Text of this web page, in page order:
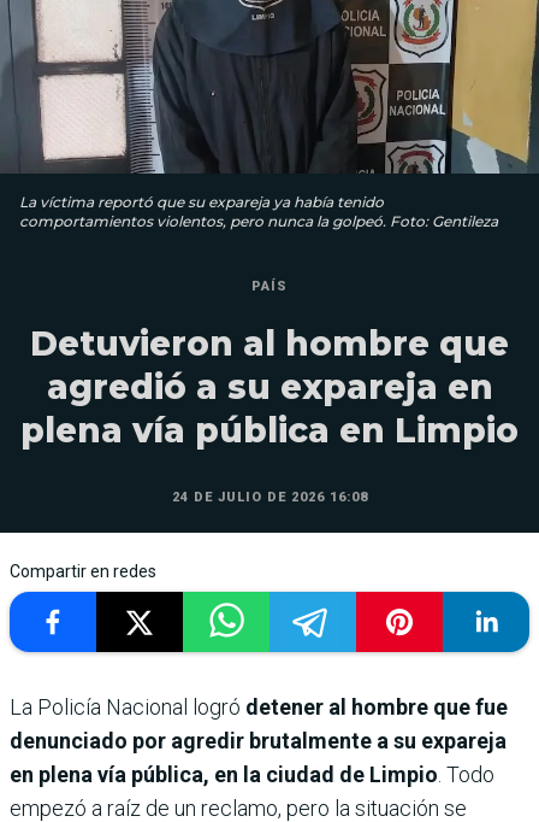
La víctima reportó que su expareja ya había tenido
comportamientos violentos, pero nunca la golpeó. Foto: Gentileza
PAÍS
Detuvieron al hombre que
agredió a su expareja en
plena vía pública en Limpio
24 DE JULIO DE 2026 16:08
Compartir en redes
La Policía Nacional logró detener al hombre que fue
denunciado por agredir brutalmente a su expareja
en plena vía pública, en la ciudad de Limpio . Todo
empezó a raíz de un reclamo, pero la situación se